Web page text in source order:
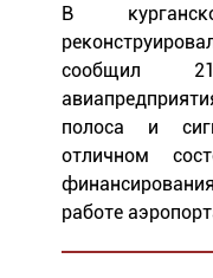
В
сообщил
полоса и
отличном
работе